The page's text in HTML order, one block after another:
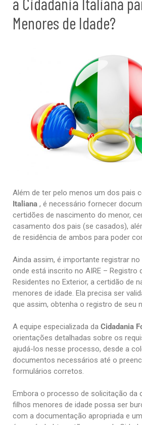
Menores de Idade?
Além de ter pelo menos um dos pais
Italiana , é necessário fornecer
certidões de nascimento do menor,
casamento dos pais (se casados),
de residência de ambos para poder
Ainda assim, é importante registrar
onde está inscrito no AIRE – Registro
Residentes no Exterior, a certidão de
menores de idade. Ela precisa ser
que assim, obtenha o registro de seu
A equipe especializada da Cidadania
orientações detalhadas sobre os
ajudá-los nesse processo, desde a
documentos necessários até o
formulários corretos.
Embora o processo de solicitação da
filhos menores de idade possa ser
com a documentação apropriada e